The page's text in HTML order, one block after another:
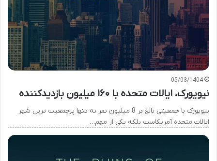
05/03/1404
نیویورک، ایالات متحده با ۱۶۰ میلیون بازدیدکننده
نیویورک با جمعیتی بالغ بر 8 میلیون نفر نه تنها پرجمعیت ترین شهر
ایالات متحده آمریکاست بلکه یکی از مهم…